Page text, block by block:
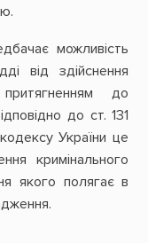
можливість
від здійснення
до
до ст. 131
України це
кримінального
якого полягає в